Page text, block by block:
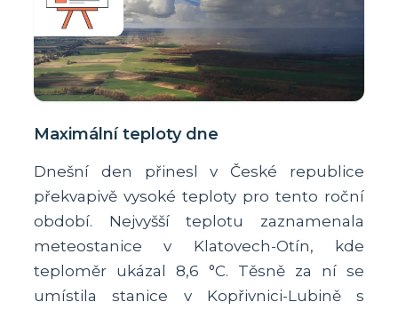
Maximální teploty dne
Dnešní den přinesl v České republice
překvapivě vysoké teploty pro tento roční
období. Nejvyšší teplotu zaznamenala
meteostanice v Klatovech-Otín, kde
teploměr ukázal 8,6 °C. Těsně za ní se
umístila stanice v Kopřivnici-Lubině s